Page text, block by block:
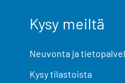
Kysy meiltä
Neuvonta ja
Kysy tilastoista